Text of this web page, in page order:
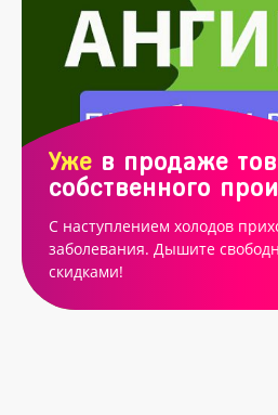
Уже в продаже
собственного
С наступлением холодов
заболевания. Дышите
скидками!